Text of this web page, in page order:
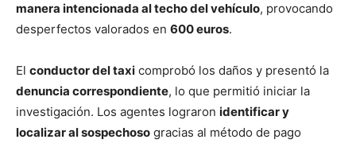
manera intencionada al techo del vehículo, provocando
desperfectos valorados en 600 euros.
El conductor del taxi comprobó los daños y presentó la
denuncia correspondiente, lo que permitió iniciar la
investigación. Los agentes lograron identificar y
localizar al sospechoso gracias al método de pago